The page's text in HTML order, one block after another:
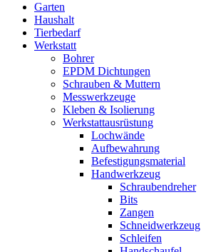
Garten
Haushalt
Tierbedarf
Werkstatt
Bohrer
EPDM Dichtungen
Schrauben & Muttern
Messwerkzeuge
Kleben & Isolierung
Werkstattausrüstung
Lochwände
Aufbewahrung
Befestigungsmaterial
Handwerkzeug
Schraubendreher
Bits
Zangen
Schneidwerkzeug
Schleifen